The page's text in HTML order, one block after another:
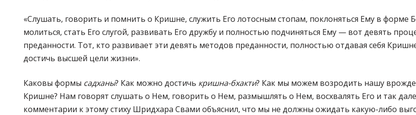
«Слушать, говорить и помнить о Кришне, служить Его лотосным стопам, поклоняться Ему в форме
молиться, стать Его слугой, развивать Его дружбу и полностью подчиняться Ему — вот девять
преданности. Тот, кто развивает эти девять методов преданности, полностью отдавая себя
достичь высшей цели жизни».
Каковы формы садханы? Как можно достичь кришна-бхакти? Как мы можем возродить нашу
Кришне? Нам говорят слушать о Нем, говорить о Нем, размышлять о Нем, восхвалять Его и так
комментарии к этому стиху Шридхара Свами объяснил, что мы не должны ожидать какую-либо